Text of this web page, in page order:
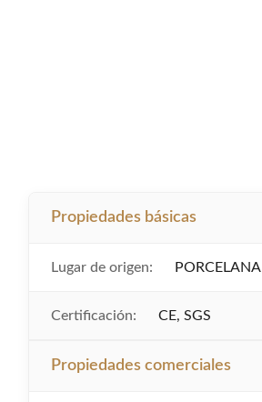
Propiedades básicas
Lugar de origen: PORCELANA
Certificación: CE, SGS
Propiedades comerciales